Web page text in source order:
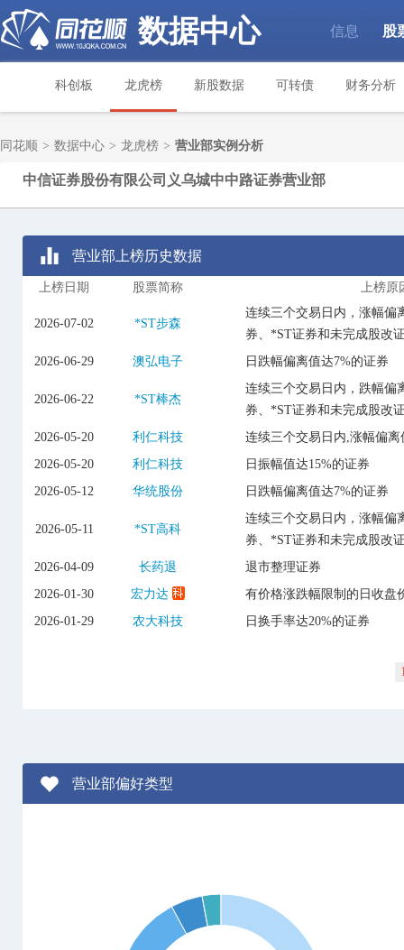
数据中心 信息 股
科创板 龙虎榜 新股数据 可转债 财务分析
同花顺 > 数据中心 > 龙虎榜 > 营业部实例分析
中信证券股份有限公司义乌城中中路证券营业部
营业部上榜历史数据
上榜日期 股票简称 上榜原
2026-07-02 *ST步森
连续三个交易日内，涨幅偏
券、*ST证券和未完成股改
2026-06-29
澳弘电子 日跌幅偏离值达7%的证券
2026-06-22 *ST棒杰
连续三个交易日内，跌幅偏
券、*ST证券和未完成股改
2026-05-20
利仁科技
连续三个交易日内,涨幅偏离
2026-05-20
利仁科技
日振幅值达15%的证券
2026-05-12
华统股份 日跌幅偏离值达7%的证券
2026-05-11 *ST高科
连续三个交易日内，涨幅偏
券、*ST证券和未完成股改
2026-04-09
长药退
退市整理证券
2026-01-30
宏力达
有价格涨跌幅限制的日收盘
2026-01-29
农大科技 日换手率达20%的证券
营业部偏好类型